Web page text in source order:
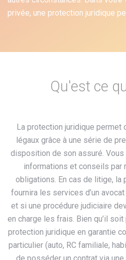
privée, une protection juridique
Qu'est ce
La protection juridique permet
légaux grâce à une série de
disposition de son assuré.
informations et conseils par
obligations. En cas de litige, la
fournira les services d’un
et si une procédure judiciaire
en charge les frais. Bien qu’il
protection juridique en garantie
particulier (auto, RC familiale,